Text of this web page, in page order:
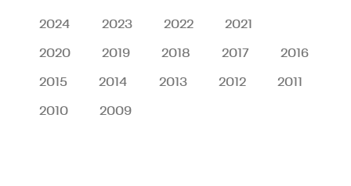
2024 2023 2022 2021
2020 2019 2018 2017 2016
2015 2014 2013 2012 2011
2010 2009